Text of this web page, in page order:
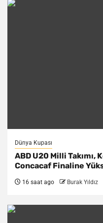
Dünya Kupası
ABD U20 Milli Takımı,
Concacaf Finaline
16 saat ago Burak Yıldız